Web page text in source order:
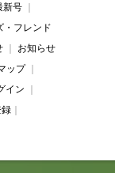
新号｜
・フレンド
｜
お知らせ
ップ｜
イン